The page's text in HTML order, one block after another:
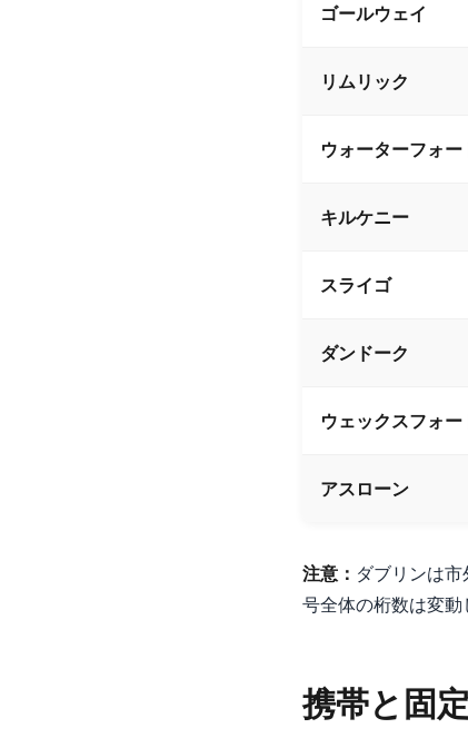
ゴールウェイ
リムリック
ウォーターフォー
キルケニー
スライゴ
ダンドーク
ウェックスフォー
アスローン
注意： ダブリンは
号全体の桁数は変動
携帯と固